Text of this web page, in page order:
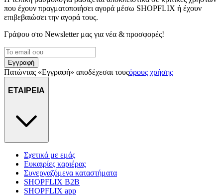
διαφημίσεις και περιεχόμενο, την καλύτερη εικόνα του κοινού
μας και την ανάπτυξη προϊόντων. Επίσης, κοινοποιούμε
πληροφορίες σχετικά με την από μέρους σας χρήση της
τοποθεσίας μας στους συνεργάτες μέσων κοινωνικής
δικτύωσης, διαφημίσεων και ανάλυσης.
που έχουν πραγματοποιήσει αγορά μέσω SHOPFLIX ή έχουν
επιβεβαιώσει την αγορά τους.
Γράψου στο Νewsletter μας για νέα & προσφορές!
Εγγραφή
Πατώντας «Εγγραφή» αποδέχεσαι τουςόρους χρήσης
ΕΤΑΙΡΕΙΑ
Σχετικά με εμάς
Ευκαιρίες καριέρας
Συνεργαζόμενα καταστήματα
SHOPFLIX B2B
SHOPFLIX app